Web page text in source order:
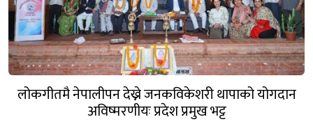
लोकगीतमै नेपालीपन देख्ने जनकविकेशरी थापाको योगदान
अविष्मरणीयः प्रदेश प्रमुख भट्ट